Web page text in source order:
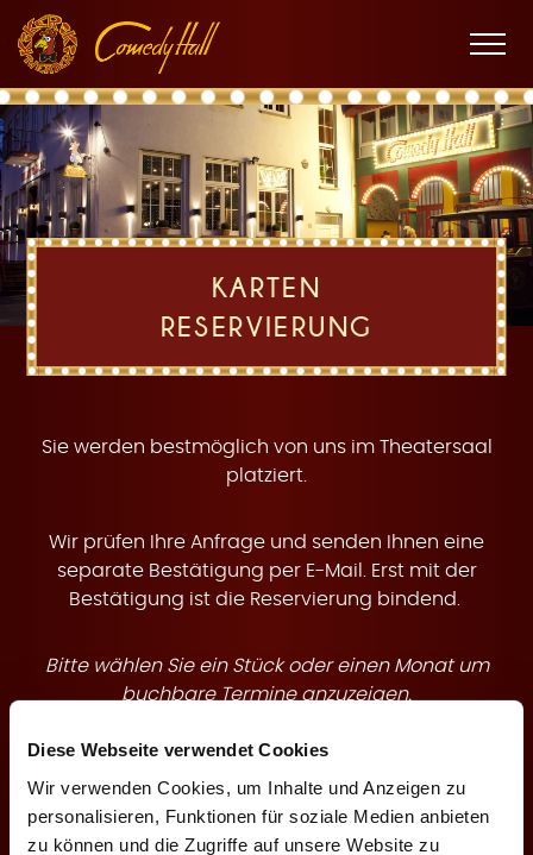
Diese Webseite verwendet Cookies
Wir verwenden Cookies, um Inhalte und Anzeigen zu
personalisieren, Funktionen für soziale Medien anbieten
zu können und die Zugriffe auf unsere Website zu
Hauptnavigation
Inhalt
Fußnavigation
K
a
r
e
Menü
KARTEN
RESERVIERUNG
Sie werden bestmöglich von uns im Theatersaal
platziert.
Wir prüfen Ihre Anfrage und senden Ihnen eine
separate Bestätigung per E-Mail. Erst mit der
Bestätigung ist die Reservierung bindend.
Bitte wählen Sie ein Stück oder einen Monat um
buchbare Termine anzuzeigen.
Theaterstück